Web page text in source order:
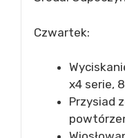
Czwartek:
x4 serie,
Przysiad